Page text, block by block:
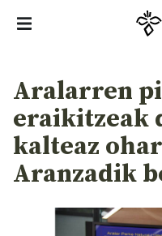
Aralarren
eraikitzeak
kalteaz
Aranzadik